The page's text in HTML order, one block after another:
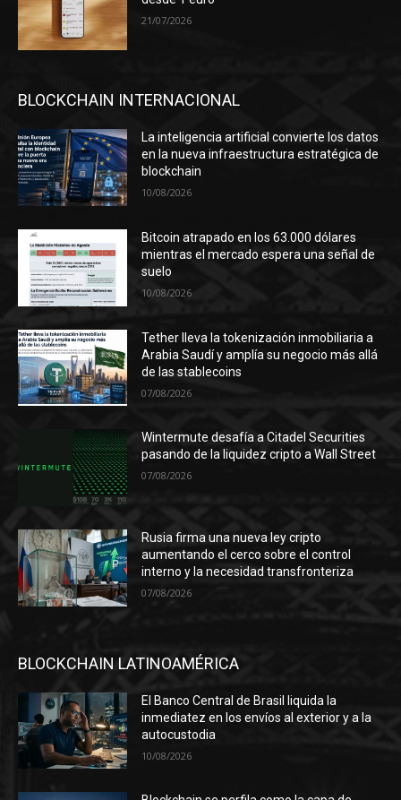
21/07/2026
BLOCKCHAIN INTERNACIONAL
La inteligencia artificial convierte los datos
en la nueva infraestructura estratégica de
blockchain
10/08/2026
Bitcoin atrapado en los 63.000 dólares
mientras el mercado espera una señal de
suelo
10/08/2026
Tether lleva la tokenización inmobiliaria a
Arabia Saudí y amplía su negocio más allá
de las stablecoins
07/08/2026
Wintermute desafía a Citadel Securities
pasando de la liquidez cripto a Wall Street
07/08/2026
Rusia firma una nueva ley cripto
aumentando el cerco sobre el control
interno y la necesidad transfronteriza
07/08/2026
BLOCKCHAIN LATINOAMÉRICA
El Banco Central de Brasil liquida la
inmediatez en los envíos al exterior y a la
autocustodia
10/08/2026